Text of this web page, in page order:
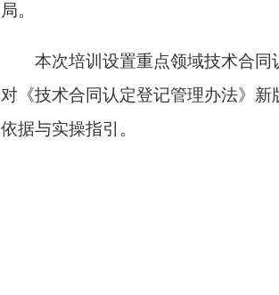
局。
本次培训设置重点领域技术合
对《技术合同认定登记管理办法》
依据与实操指引。